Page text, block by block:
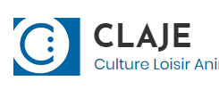
To
Content